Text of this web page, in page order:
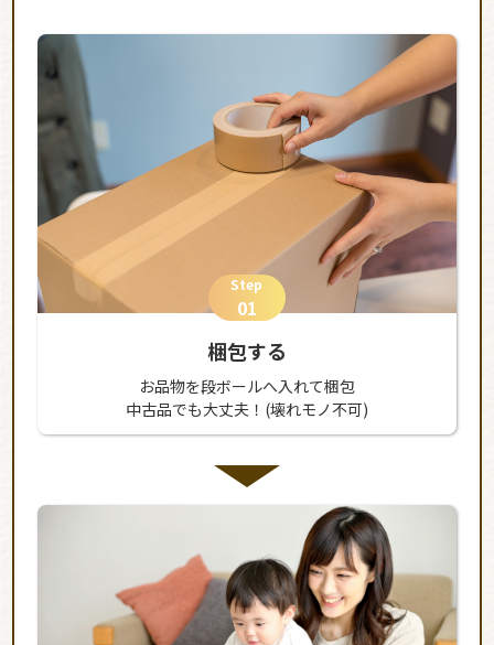
Step
01
梱包する
お品物を段ボールへ入れて梱包
中古品でも大丈夫！(壊れモノ不可)